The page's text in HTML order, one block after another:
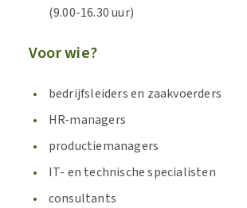
(9.00-16.30 uur)
Voor wie?
bedrijfsleiders en zaakvoerders
HR-managers
productiemanagers
IT- en technische specialisten
consultants